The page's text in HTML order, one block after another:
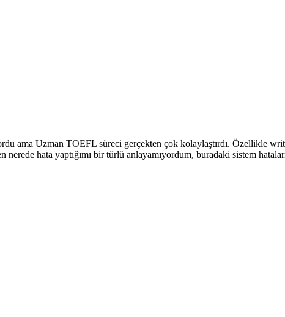
ama Uzman TOEFL süreci gerçekten çok kolaylaştırdı. Özellikle
hata yaptığımı bir türlü anlayamıyordum, buradaki sistem